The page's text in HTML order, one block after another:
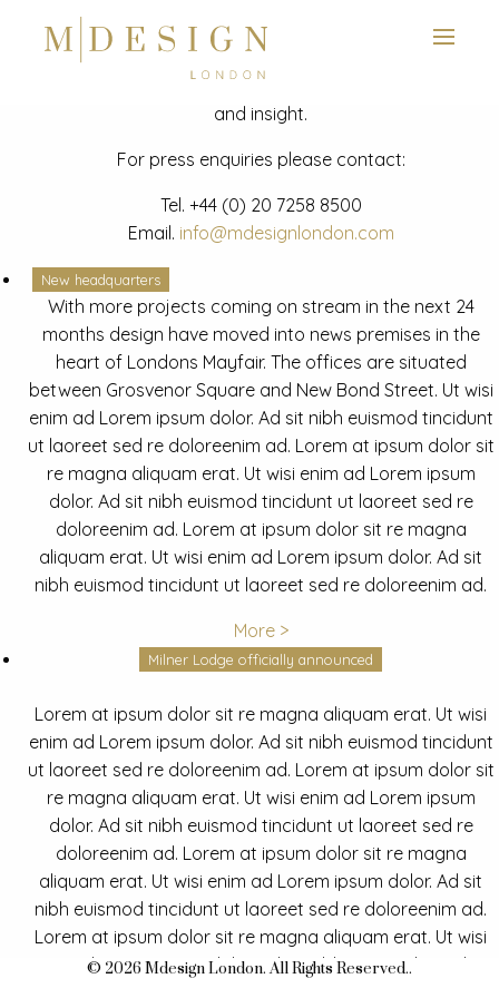
News
Latest mdesign development project and advisory news
and insight.
For press enquiries please contact:
Tel. +44 (0) 20 7258 8500
Email. info@mdesignlondon.com
New headquarters
With more projects coming on stream in the next 24
months design have moved into news premises in the
heart of Londons Mayfair. The offices are situated
between Grosvenor Square and New Bond Street. Ut wisi
enim ad Lorem ipsum dolor. Ad sit nibh euismod tincidunt
ut laoreet sed re doloreenim ad. Lorem at ipsum dolor sit
re magna aliquam erat. Ut wisi enim ad Lorem ipsum
dolor. Ad sit nibh euismod tincidunt ut laoreet sed re
doloreenim ad. Lorem at ipsum dolor sit re magna
aliquam erat. Ut wisi enim ad Lorem ipsum dolor. Ad sit
nibh euismod tincidunt ut laoreet sed re doloreenim ad.
More >
Milner Lodge officially announced
Lorem at ipsum dolor sit re magna aliquam erat. Ut wisi
enim ad Lorem ipsum dolor. Ad sit nibh euismod tincidunt
ut laoreet sed re doloreenim ad. Lorem at ipsum dolor sit
re magna aliquam erat. Ut wisi enim ad Lorem ipsum
dolor. Ad sit nibh euismod tincidunt ut laoreet sed re
doloreenim ad. Lorem at ipsum dolor sit re magna
aliquam erat. Ut wisi enim ad Lorem ipsum dolor. Ad sit
nibh euismod tincidunt ut laoreet sed re doloreenim ad.
Lorem at ipsum dolor sit re magna aliquam erat. Ut wisi
enim ad Lorem ipsum dolor. Ad sit nibh euismod tincidunt
© 2026 Mdesign London. All Rights Reserved..